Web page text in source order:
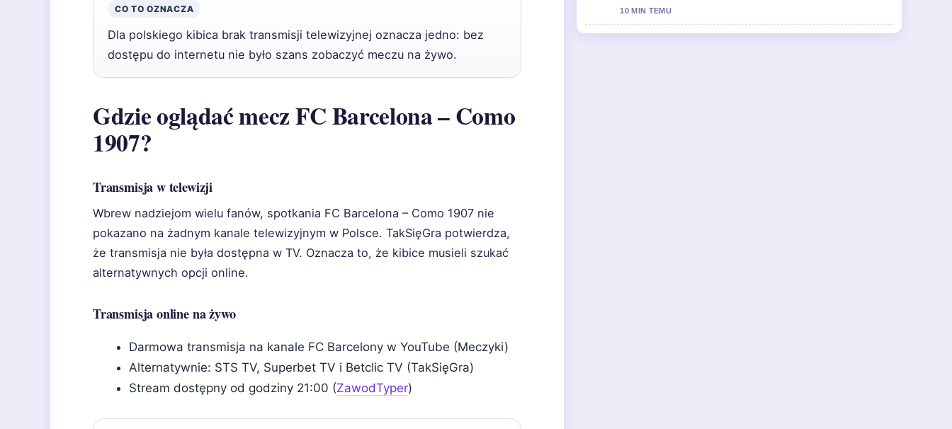
CO TO OZNACZA
Dla polskiego kibica brak transmisji telewizyjnej oznacza jedno: bez
dostępu do internetu nie było szans zobaczyć meczu na żywo.
Gdzie oglądać mecz FC Barcelona – Como
1907?
Transmisja w telewizji
Wbrew nadziejom wielu fanów, spotkania FC Barcelona – Como 1907 nie
pokazano na żadnym kanale telewizyjnym w Polsce. TakSięGra potwierdza,
że transmisja nie była dostępna w TV. Oznacza to, że kibice musieli szukać
alternatywnych opcji online.
Transmisja online na żywo
Darmowa transmisja na kanale FC Barcelony w YouTube (Meczyki)
Alternatywnie: STS TV, Superbet TV i Betclic TV (TakSięGra)
Stream dostępny od godziny 21:00 (ZawodTyper)
10 MIN TEMU